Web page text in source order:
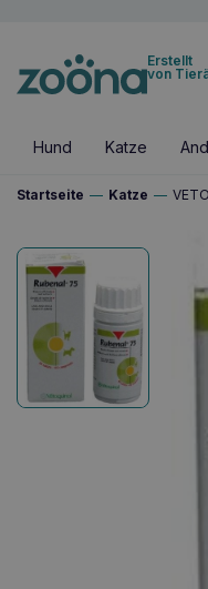
Erstellt
von
Hund Katze
Startseite — Katze —